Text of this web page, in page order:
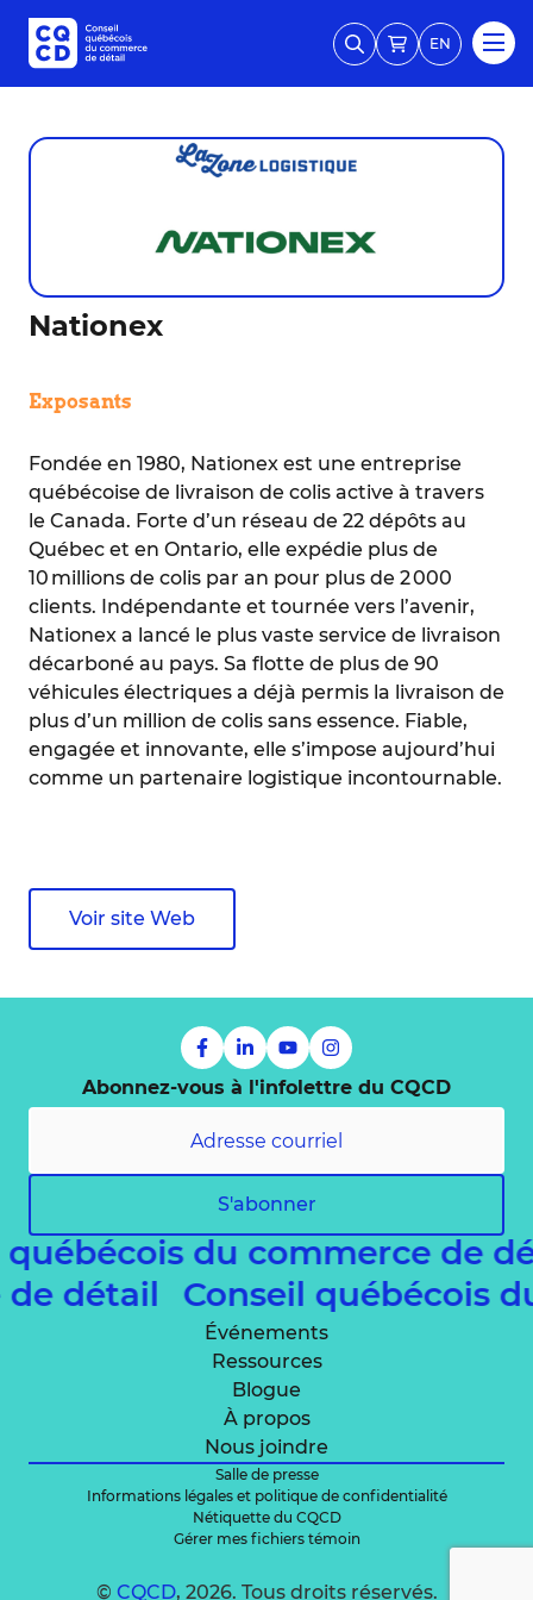
EN
Nationex
Exposants
Fondée en 1980, Nationex est une entreprise
québécoise de livraison de colis active à travers
le Canada. Forte d’un réseau de 22 dépôts au
Québec et en Ontario, elle expédie plus de
10 millions de colis par an pour plus de 2 000
clients. Indépendante et tournée vers l’avenir,
Nationex a lancé le plus vaste service de livraison
décarboné au pays. Sa flotte de plus de 90
véhicules électriques a déjà permis la livraison de
plus d’un million de colis sans essence. Fiable,
engagée et innovante, elle s’impose aujourd’hui
comme un partenaire logistique incontournable.
Voir site Web
Abonnez-vous à l'infolettre du CQCD
S'abonner
québécois du commerce de
de détail
Conseil québécois
Événements
Ressources
Blogue
À propos
Nous joindre
Salle de presse
Informations légales et politique de confidentialité
Nétiquette du CQCD
Gérer mes fichiers témoin
© CQCD, 2026. Tous droits réservés.